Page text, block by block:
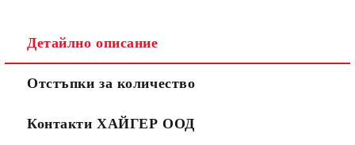
Детайлно описание
Отстъпки за количество
Контакти ХАЙГЕР ООД